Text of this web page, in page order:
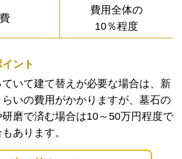
費用全体の
10％程度
ント
いて建て替えが必要な場合は、新
いの費用がかかりますが、墓石の
磨で済む場合は10～50万円程度で
あります。